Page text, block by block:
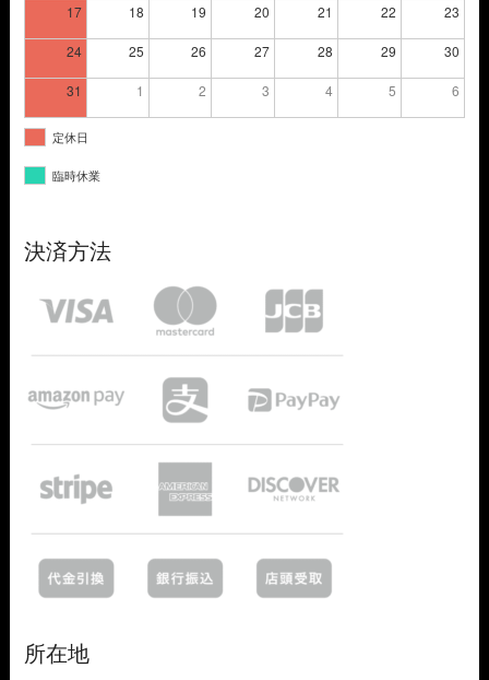
17 18 19 20 21 22 23
24 25 26 27 28 29 30
31 1 2 3 4 5 6
定休日
臨時休業
決済方法
所在地